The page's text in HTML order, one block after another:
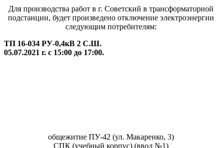
Для производства работ в г. Советский в трансформаторной
подстанции, будет произведено отключение электроэнергии
следующим потребителям:
ТП 16-034 РУ-0,4кВ 2 С.Ш.
05.07.2021 г. с 15:00 до 17:00.
общежитие ПУ-42 (ул. Макаренко, 3)
СПК (учебный корпус) (ввод №1)